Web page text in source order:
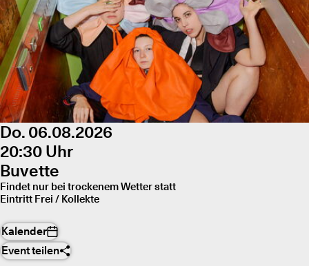
Do. 06.08.2026
20:30 Uhr
Buvette
Findet nur bei trockenem Wetter statt
Eintritt Frei / Kollekte
Kalender
Event teilen